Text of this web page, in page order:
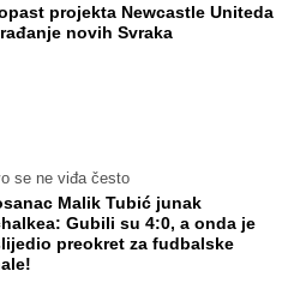
projekta Newcastle Uniteda
novih Svraka
se ne viđa često
Malik Tubić junak
Gubili su 4:0, a onda je
preokret za fudbalske